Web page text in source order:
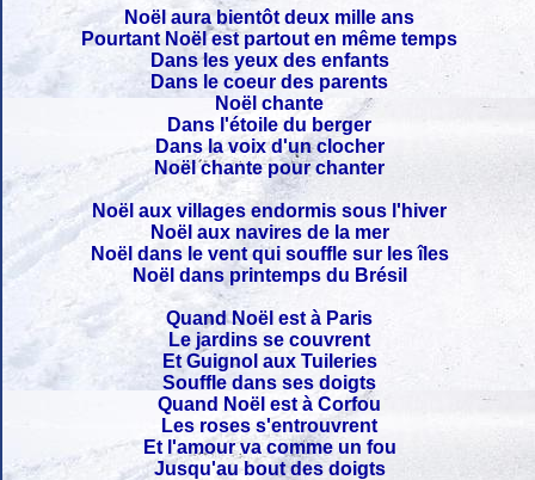
Noël aura bientôt deux mille ans
Pourtant Noël est partout en même temps
Dans les yeux des enfants
Dans le coeur des parents
Noël chante
Dans l'étoile du berger
Dans la voix d'un clocher
Noël chante pour chanter
Noël aux villages endormis sous l'hiver
Noël aux navires de la mer
Noël dans le vent qui souffle sur les îles
Noël dans printemps du Brésil
Quand Noël est à Paris
Le jardins se couvrent
Et Guignol aux Tuileries
Souffle dans ses doigts
Quand Noël est à Corfou
Les roses s'entrouvrent
Et l'amour va comme un fou
Jusqu'au bout des doigts